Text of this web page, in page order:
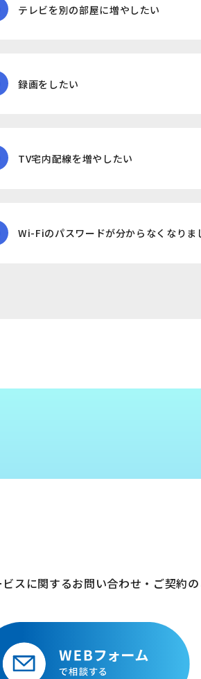
テレビを別の部屋に増やしたい
録画をしたい
TV宅内配線を増やしたい
Wi-Fiのパスワードが分からなくなりま
ビスに関するお問い合わせ・ご契約